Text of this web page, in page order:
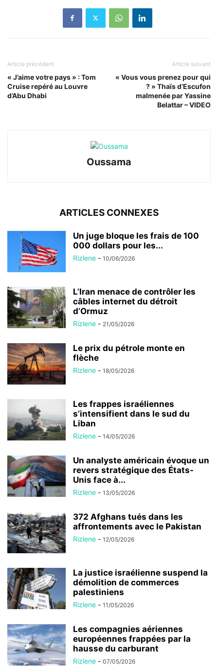
Article précédent
« J’aime votre pays » : Tom
Cruise repéré au Louvre
d’Abu Dhabi
Article suivant
« Vous vous prenez pour qui
? » Thaïs d’Escufon
malmenée par Yassine
Belattar – VIDEO
Oussama
ARTICLES CONNEXES
Un juge bloque les frais de 100
000 dollars pour les...
Rizlene - 10/06/2026
L’Iran menace de contrôler les
câbles internet du détroit
d’Ormuz
Rizlene - 21/05/2026
Le prix du pétrole monte en
flèche
Rizlene - 18/05/2026
Les frappes israéliennes
s’intensifient dans le sud du
Liban
Rizlene - 14/05/2026
Un analyste américain évoque un
revers stratégique des États-
Unis face à...
Rizlene - 13/05/2026
372 Afghans tués dans les
affrontements avec le Pakistan
Rizlene - 12/05/2026
La justice israélienne suspend la
démolition de commerces
palestiniens
Rizlene - 11/05/2026
Les compagnies aériennes
européennes frappées par la
hausse du carburant
Rizlene - 07/05/2026